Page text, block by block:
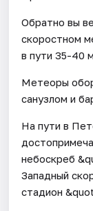
Обратно вы
скоростном
в пути 35-40
Метеоры
санузлом и
На пути в
небоскреб
Западный
стадион